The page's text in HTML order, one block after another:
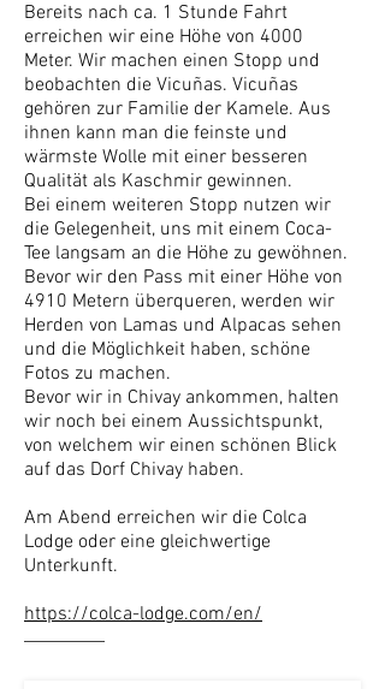
Bereits nach ca. 1 Stunde Fahrt
erreichen wir eine Höhe von 4000
Meter. Wir machen einen Stopp und
beobachten die Vicuñas. Vicuñas
gehören zur Familie der Kamele. Aus
ihnen kann man die feinste und
wärmste Wolle mit einer besseren
Qualität als Kaschmir gewinnen.
Bei einem weiteren Stopp nutzen wir
die Gelegenheit, uns mit einem Coca-
Tee langsam an die Höhe zu gewöhnen.
Bevor wir den Pass mit einer Höhe von
4910 Metern überqueren, werden wir
Herden von Lamas und Alpacas sehen
und die Möglichkeit haben, schöne
Fotos zu machen.
Bevor wir in Chivay ankommen, halten
wir noch bei einem Aussichtspunkt,
von welchem wir einen schönen Blick
auf das Dorf Chivay haben.
Am Abend erreichen wir die Colca
Lodge oder eine gleichwertige
Unterkunft.
https://colca-lodge.com/en/